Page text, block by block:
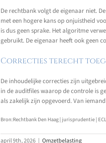
De rechtbank volgt de eigenaar niet.
met een hogere kans op onjuistheid
is dus geen sprake. Het algoritme
gebruikt. De eigenaar heeft ook geen
Correcties terecht
De inhoudelijke correcties zijn
in de auditfiles waarop de controle is
als zakelijk zijn opgevoerd. Van
Bron:Rechtbank Den Haag | jurisprudentie |
april 9th, 2026 | Omzetbelasting